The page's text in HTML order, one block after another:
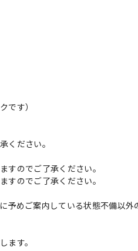
です）
ください。
すのでご了承ください。
すのでご了承ください。
予めご案内している状態不備以
ます。